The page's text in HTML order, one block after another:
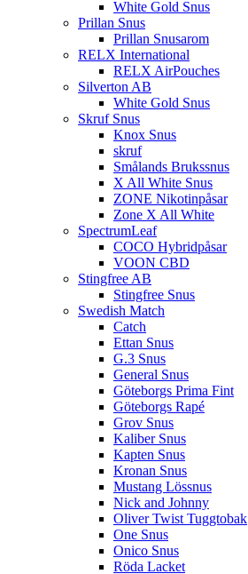
White Gold Snus
Prillan Snus
Prillan Snusarom
RELX International
RELX AirPouches
Silverton AB
White Gold Snus
Skruf Snus
Knox Snus
skruf
Smålands Brukssnus
X All White Snus
ZONE Nikotinpåsar
Zone X All White
SpectrumLeaf
COCO Hybridpåsar
VOON CBD
Stingfree AB
Stingfree Snus
Swedish Match
Catch
Ettan Snus
G.3 Snus
General Snus
Göteborgs Prima Fint
Göteborgs Rapé
Grov Snus
Kaliber Snus
Kapten Snus
Kronan Snus
Mustang Lössnus
Nick and Johnny
Oliver Twist Tuggtobak
One Snus
Onico Snus
Röda Lacket